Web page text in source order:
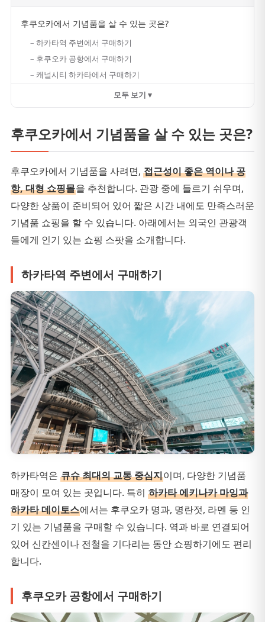
후쿠오카에서 기념품을 살 수 있는 곳은?
하카타역 주변에서 구매하기
후쿠오카 공항에서 구매하기
캐널시티 하카타에서 구매하기
모두 보기 ▾
후쿠오카에서 기념품을 살 수 있는 곳은?
후쿠오카에서 기념품을 사려면, 접근성이 좋은 역이나 공
항, 대형 쇼핑몰을 추천합니다. 관광 중에 들르기 쉬우며,
다양한 상품이 준비되어 있어 짧은 시간 내에도 만족스러운
기념품 쇼핑을 할 수 있습니다. 아래에서는 외국인 관광객
들에게 인기 있는 쇼핑 스팟을 소개합니다.
하카타역 주변에서 구매하기
하카타역은 큐슈 최대의 교통 중심지이며, 다양한 기념품
매장이 모여 있는 곳입니다. 특히 하카타 에키나카 마잉과
하카타 데이토스에서는 후쿠오카 명과, 명란젓, 라멘 등 인
기 있는 기념품을 구매할 수 있습니다. 역과 바로 연결되어
있어 신칸센이나 전철을 기다리는 동안 쇼핑하기에도 편리
합니다.
후쿠오카 공항에서 구매하기